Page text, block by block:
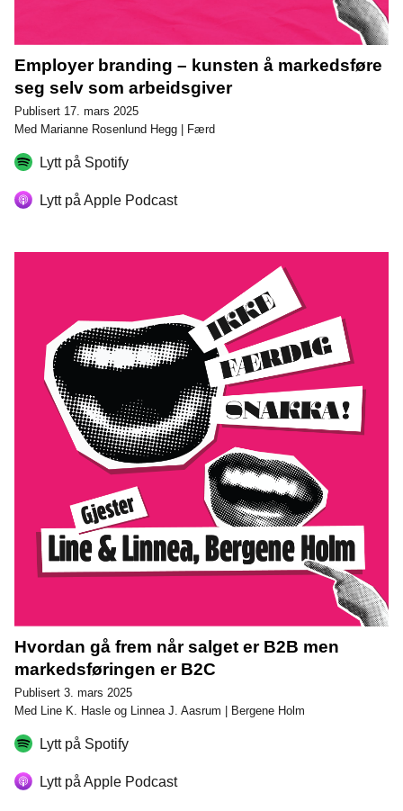
Employer branding – kunsten å markedsføre
seg selv som arbeidsgiver
Publisert 17. mars 2025
Med Marianne Rosenlund Hegg | Færd
Lytt på Spotify
Lytt på Apple Podcast
Hvordan gå frem når salget er B2B men
markedsføringen er B2C
Publisert 3. mars 2025
Med Line K. Hasle og Linnea J. Aasrum | Bergene Holm
Lytt på Spotify
Lytt på Apple Podcast